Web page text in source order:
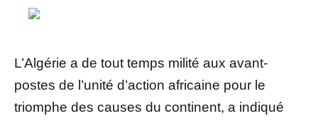
L’Algérie a de tout temps milité aux avant-
postes de l’unité d’action africaine pour le
triomphe des causes du continent, a indiqué